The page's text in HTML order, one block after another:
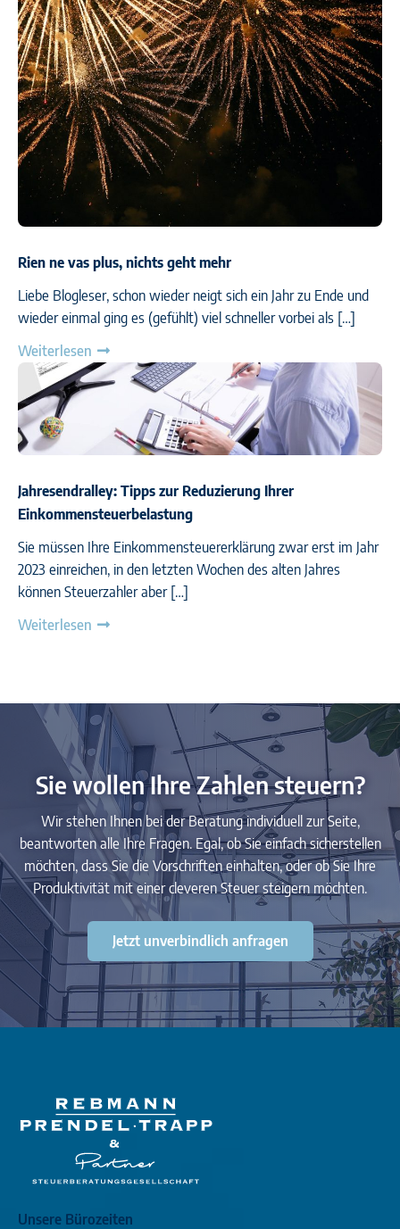
Rien ne vas plus, nichts geht mehr
Liebe Blogleser, schon wieder neigt sich ein Jahr zu Ende und
wieder einmal ging es (gefühlt) viel schneller vorbei als […]
Weiterlesen
Jahresendralley: Tipps zur Reduzierung Ihrer
Einkommensteuerbelastung
Sie müssen Ihre Einkommensteuererklärung zwar erst im Jahr
2023 einreichen, in den letzten Wochen des alten Jahres
können Steuerzahler aber […]
Weiterlesen
Sie wollen Ihre Zahlen steuern?
Wir stehen Ihnen bei der Beratung individuell zur Seite,
beantworten alle Ihre Fragen. Egal, ob Sie einfach sicherstellen
möchten, dass Sie die Vorschriften einhalten, oder ob Sie Ihre
Produktivität mit einer cleveren Steuer steigern möchten.
Jetzt unverbindlich anfragen
Unsere Bürozeiten